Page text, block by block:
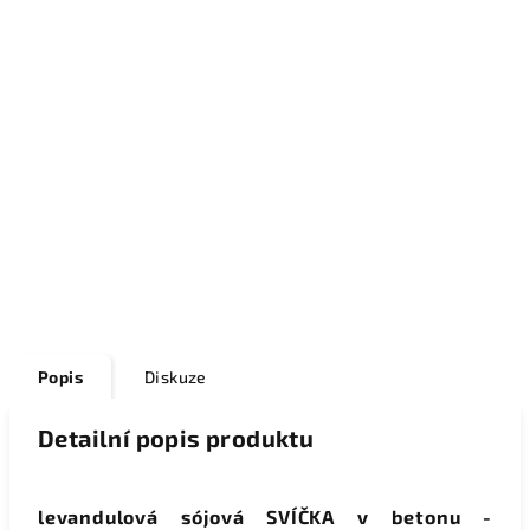
Popis Diskuze
Detailní popis produktu
levandulová sójová SVÍČKA v betonu -